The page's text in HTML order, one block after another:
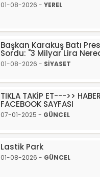
01-08-2026 - YEREL
Başkan Karakuş Batı
Sordu: "3 Milyar Lira
01-08-2026 - SİYASET
TIKLA TAKİP ET--->>
FACEBOOK SAYFASI
07-01-2025 - GÜNCEL
Lastik Park
01-08-2026 - GÜNCEL